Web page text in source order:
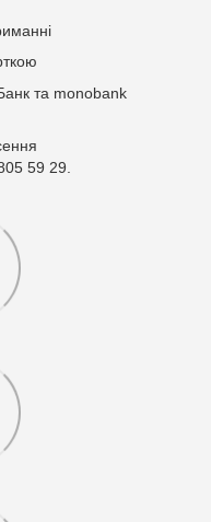
та monobank
59 29.